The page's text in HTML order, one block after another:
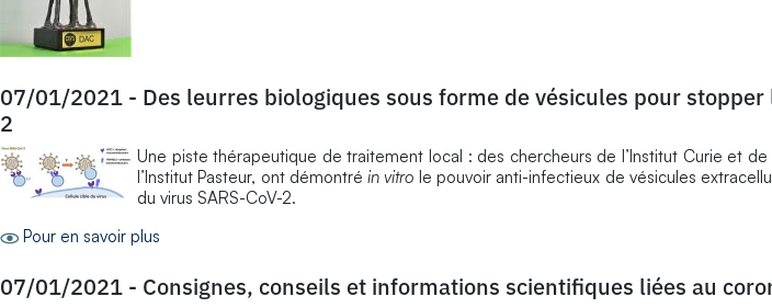
07/01/2021 - Des leurres biologiques sous forme de vésicules pour stopper
2
Une piste thérapeutique de traitement local : des chercheurs de l’Institut Curie et
l’Institut Pasteur, ont démontréin vitro le pouvoir anti-infectieux de vésicules
du virus SARS-CoV-2.
Pour en savoir plus
07/01/2021 - Consignes, conseils et informations scientifiques liées au